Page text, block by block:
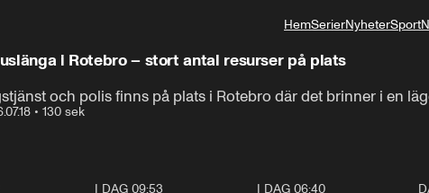
HemSerierNyheterSport
i Rotebro – stort antal resurser på plats
och polis finns på plats i Rotebro där det brinner i en
• 130 sek
I DAG 09:53 I DAG 06:40